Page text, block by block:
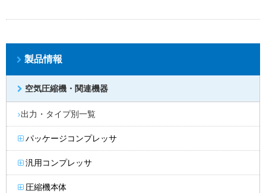
製品情報
空気圧縮機・関連機器
出力・タイプ別一覧
パッケージコンプレッサ
汎用コンプレッサ
圧縮機本体